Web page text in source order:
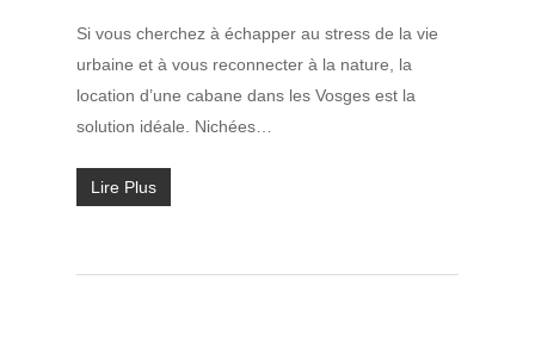
Si vous cherchez à échapper au stress de la vie
urbaine et à vous reconnecter à la nature, la
location d’une cabane dans les Vosges est la
solution idéale. Nichées…
Lire Plus